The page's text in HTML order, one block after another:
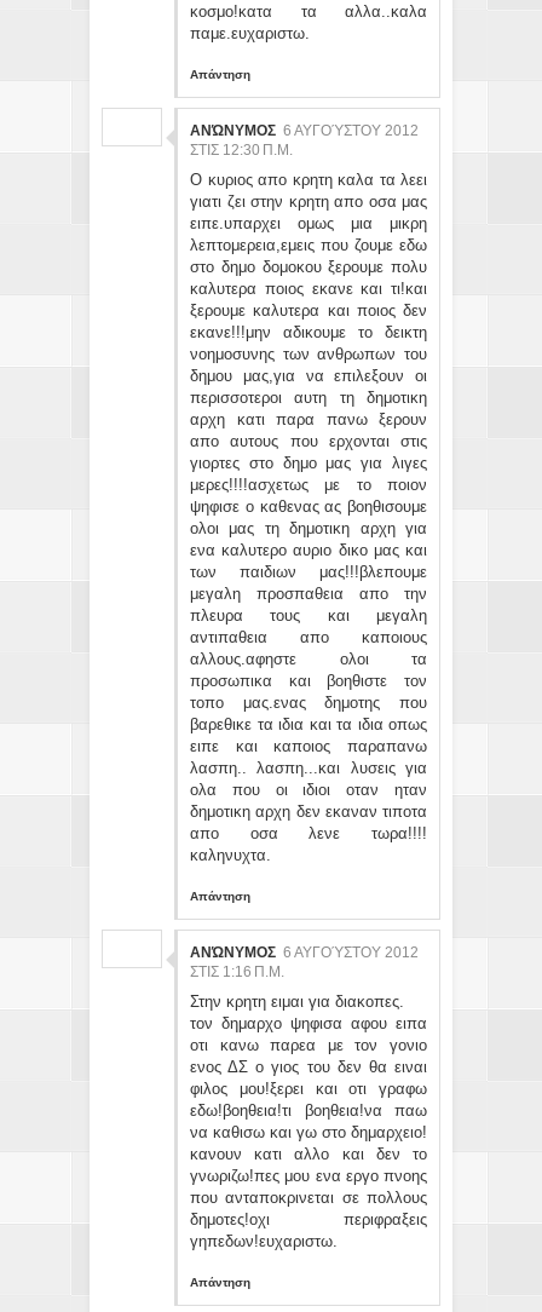
κοσμο!κατα τα αλλα..καλα
παμε.ευχαριστω.
Απάντηση
ΑΝΏΝΥΜΟΣ 6 ΑΥΓΟΎΣΤΟΥ 2012
ΣΤΙΣ 12:30 Π.Μ.
O κυριος απο κρητη καλα τα λεει
γιατι ζει στην κρητη απο οσα μας
ειπε.υπαρχει ομως μια μικρη
λεπτομερεια,εμεις που ζουμε εδω
στο δημο δομοκου ξερουμε πολυ
καλυτερα ποιος εκανε και τι!και
ξερουμε καλυτερα και ποιος δεν
εκανε!!!μην αδικουμε το δεικτη
νοημοσυνης των ανθρωπων του
δημου μας,για να επιλεξουν οι
περισσοτεροι αυτη τη δημοτικη
αρχη κατι παρα πανω ξερουν
απο αυτους που ερχονται στις
γιορτες στο δημο μας για λιγες
μερες!!!!ασχετως με το ποιον
ψηφισε ο καθενας ας βοηθισουμε
ολοι μας τη δημοτικη αρχη για
ενα καλυτερο αυριο δικο μας και
των παιδιων μας!!!βλεπουμε
μεγαλη προσπαθεια απο την
πλευρα τους και μεγαλη
αντιπαθεια απο καποιους
αλλους.αφηστε ολοι τα
προσωπικα και βοηθιστε τον
τοπο μας.ενας δημοτης που
βαρεθικε τα ιδια και τα ιδια οπως
ειπε και καποιος παραπανω
λασπη.. λασπη...και λυσεις για
ολα που οι ιδιοι οταν ηταν
δημοτικη αρχη δεν εκαναν τιποτα
απο οσα λενε τωρα!!!!
καληνυχτα.
Απάντηση
ΑΝΏΝΥΜΟΣ 6 ΑΥΓΟΎΣΤΟΥ 2012
ΣΤΙΣ 1:16 Π.Μ.
Στην κρητη ειμαι για διακοπες.
τον δημαρχο ψηφισα αφου ειπα
οτι κανω παρεα με τον γονιο
ενος ΔΣ ο γιος του δεν θα ειναι
φιλος μου!ξερει και οτι γραφω
εδω!βοηθεια!τι βοηθεια!να παω
να καθισω και γω στο δημαρχειο!
κανουν κατι αλλο και δεν το
γνωριζω!πες μου ενα εργο πνοης
που ανταποκρινεται σε πολλους
δημοτες!οχι περιφραξεις
γηπεδων!ευχαριστω.
Απάντηση